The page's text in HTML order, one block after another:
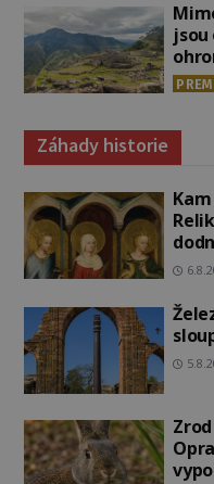
Záhady historie